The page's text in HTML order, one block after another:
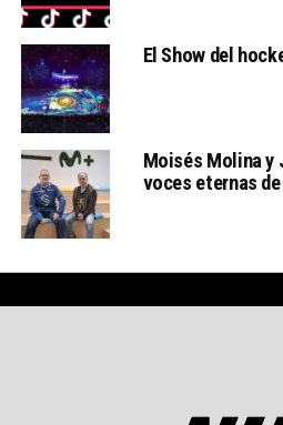
El Show del
Moisés Molina y
voces eternas de